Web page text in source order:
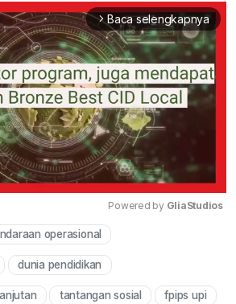
arrow_forward_ios Baca selengkapnya
Powered by GliaStudios
operasional
dunia pendidikan
tantangan sosial fpips upi